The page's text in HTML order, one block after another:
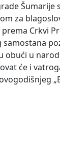
Šumarije
za
Crkvi
obući u
će i